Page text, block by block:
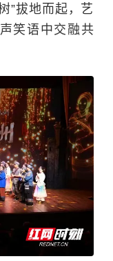
”拔地而起，艺
笑语中交融共